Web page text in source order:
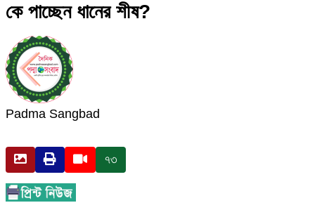
কে পাচ্ছেন ধানের শীষ?
Padma Sangbad
৭৩